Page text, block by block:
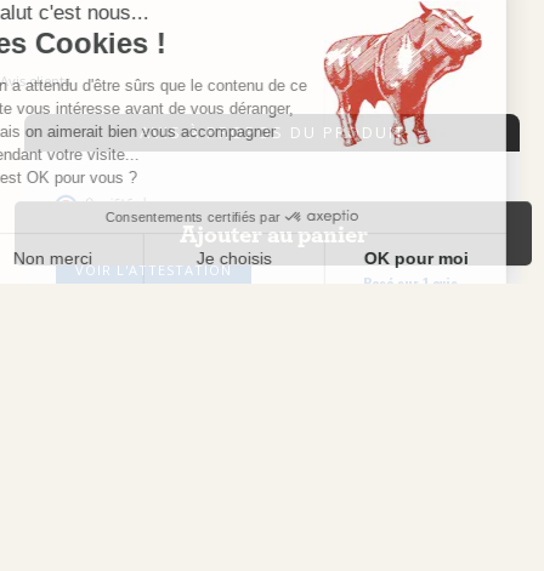
Ajouter au panier
Avis clients
AVIS À PROPOS DU PRODUIT
VOIR L'ATTESTATION 10/10
Basé sur 1 avis
Salut c'est nous...
les Cookies !
On a attendu d'être sûrs que le contenu de ce
site vous intéresse avant de vous déranger,
mais on aimerait bien vous accompagner
pendant votre visite...
C'est OK pour vous ?
Consentements certifiés par
Non merci Je choisis OK pour moi